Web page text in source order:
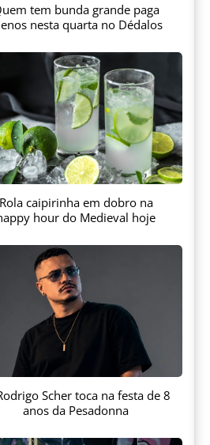
tem bunda grande paga
nesta quarta no Dédalos
Rola caipirinha em dobro na
hour do Medieval hoje
Scher toca na festa de 8
anos da Pesadonna